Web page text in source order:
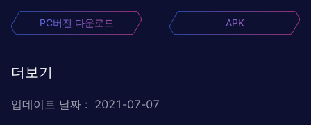
PC버전 다운로드 APK
더보기
업데이트 날짜 : 2021-07-07